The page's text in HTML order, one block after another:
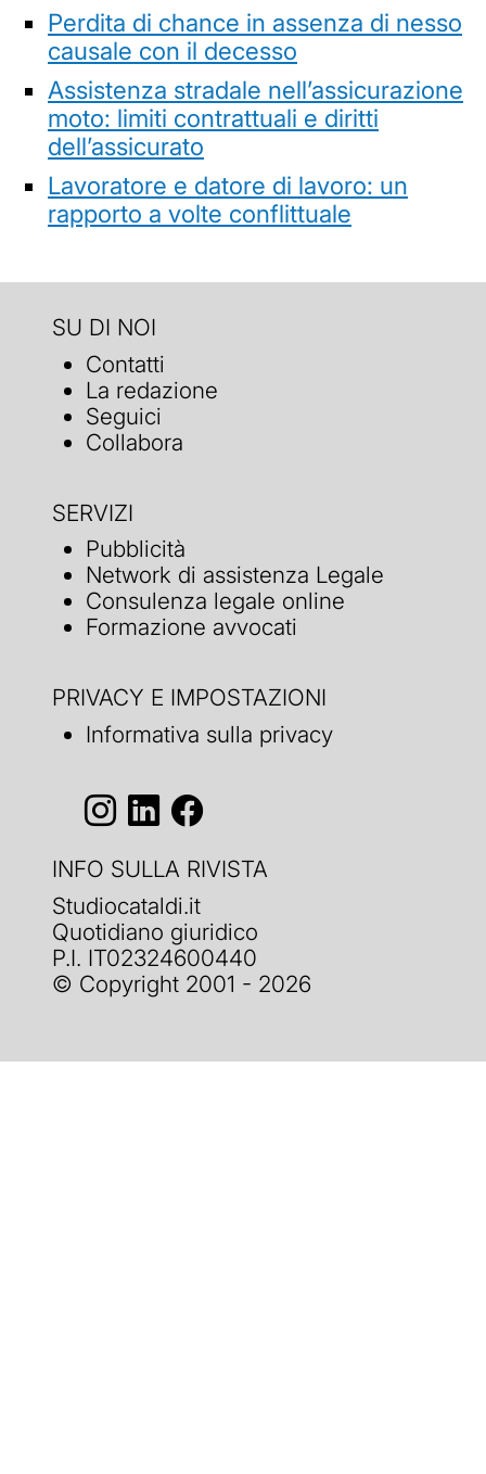
Perdita di chance in assenza di nesso
causale con il decesso
Assistenza stradale nell’assicurazione
moto: limiti contrattuali e diritti
dell’assicurato
Lavoratore e datore di lavoro: un
rapporto a volte conflittuale
SU DI NOI
Contatti
La redazione
Seguici
Collabora
SERVIZI
Pubblicità
Network di assistenza Legale
Consulenza legale online
Formazione avvocati
PRIVACY E IMPOSTAZIONI
Informativa sulla privacy
INFO SULLA RIVISTA
Studiocataldi.it
Quotidiano giuridico
P.I. IT02324600440
© Copyright 2001 - 2026